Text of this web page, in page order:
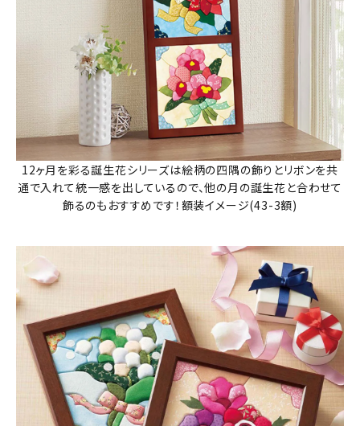
12ヶ月を彩る誕生花シリーズは絵柄の四隅の飾りとリボンを共
通で入れて統一感を出しているので、他の月の誕生花と合わせて
飾るのもおすすめです！額装イメージ(43-3額)